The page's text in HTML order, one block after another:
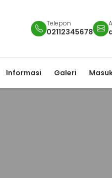
Telepon
02112345678
Informasi Galeri